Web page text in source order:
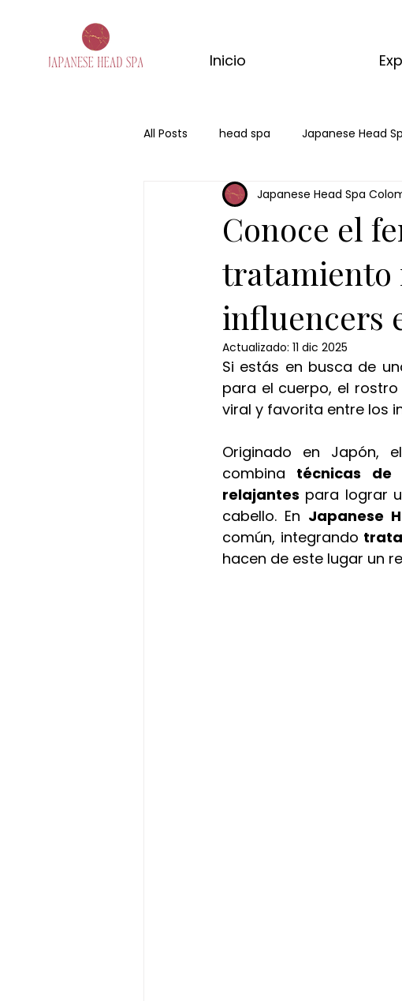
Inicio
All Posts head spa Japanese Head
spa capilar bogota head spa
Conoce el
tratamiento
influencers
Japanese Head Spa
Actualizado: 11 dic 2025
Si estás en busca de
para el cuerpo, el
viral y favorita entre los
Originado en Japón,
combina técnicas de
relajantes para lograr
cabello. En Japanese
común, integrando
hacen de este lugar un